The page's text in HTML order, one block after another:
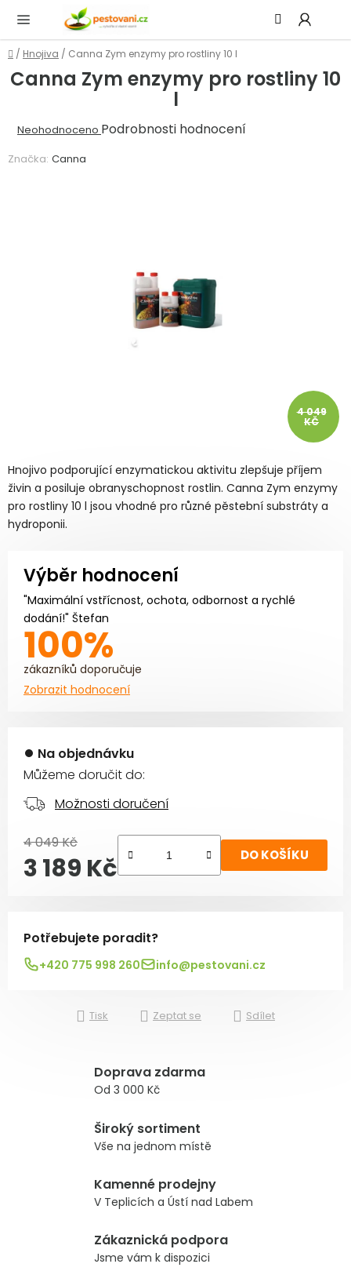
obsah
Domů
/ Hnojiva / Canna Zym enzymy pro rostliny 10 l
Hnojivo podporující enzymatickou aktivitu zlepšuje příjem
živin a posiluje obranyschopnost rostlin. Canna Zym enzymy
pro rostliny 10 l jsou vhodné pro různé pěstební substráty a
hydroponii.
Výběr hodnocení
"Maximální vstřícnost, ochota, odbornost a rychlé
dodání!" Štefan
100%
zákazníků doporučuje
Zobrazit hodnocení
Na objednávku
Můžeme doručit do:
Možnosti doručení
4 049 Kč
3 189 Kč DO KOŠÍKU
Potřebujete poradit?
+420 775 998 260 info@pestovani.cz
Tisk Zeptat se Sdílet
Canna Zym enzymy pro rostliny 10
l
Průměrné
Neohodnoceno Podrobnosti hodnocení
Značka: Canna
4 049
KČ
Doprava zdarma
Od 3 000 Kč
Široký sortiment
Vše na jednom místě
Kamenné prodejny
V Teplicích a Ústí nad Labem
Zákaznická podpora
Jsme vám k dispozici